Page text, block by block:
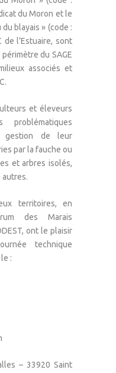
du Moron et le
du blayais » (code :
de l’Estuaire, sont
du SAGE
associés et
et éleveurs
gestion de leur
par la fauche ou
et arbres isolés,
territoires, en
des Marais
ont le plaisir
technique
:
– 33920 Saint